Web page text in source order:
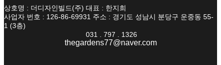
상호명 : 더디자인빌드(주) 대표 : 한지희
사업자 번호 : 126-86-69931 주소 : 경기도 성남시 분당구 운중동 55-
1 (3층)
031 . 797 . 1326
thegardens77@naver.com